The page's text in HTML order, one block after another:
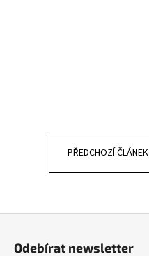
PŘEDCHOZÍ ČLÁNEK
Odebírat newsletter